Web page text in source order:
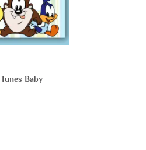
Baby